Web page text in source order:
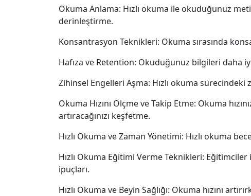
Okuma Anlama: Hızlı okuma ile okuduğunuz
derinleştirme.
Konsantrasyon Teknikleri: Okuma sırasında
Hafıza ve Retention: Okuduğunuz bilgileri daha
Zihinsel Engelleri Aşma: Hızlı okuma
Okuma Hızını Ölçme ve Takip Etme: Okuma
artıracağınızı keşfetme.
Hızlı Okuma ve Zaman Yönetimi: Hızlı okuma
Hızlı Okuma Eğitimi Verme Teknikleri:
ipuçları.
Hızlı Okuma ve Beyin Sağlığı: Okuma hızını